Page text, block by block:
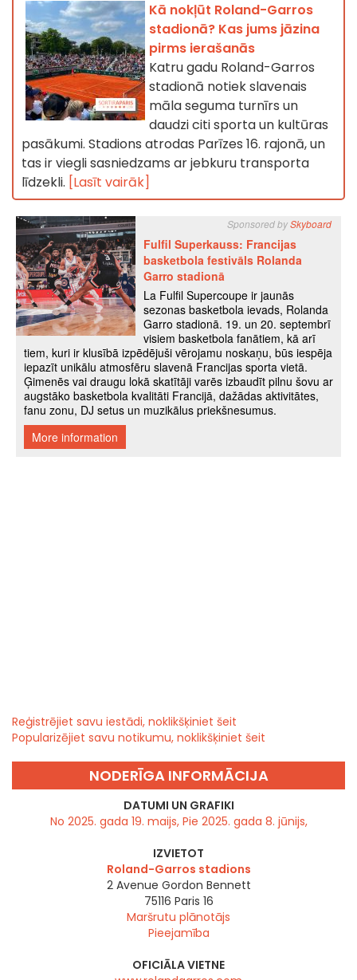
Kā nokļūt Roland-Garros
stadionā? Kas jums jāzina
pirms ierašanās
Katru gadu Roland-Garros
stadionā notiek slavenais
māla seguma turnīrs un
daudzi citi sporta un kultūras
pasākumi. Stadions atrodas Parīzes 16. rajonā, un
tas ir viegli sasniedzams ar jebkuru transporta
līdzekli. [Lasīt vairāk]
Reģistrējiet savu iestādi, noklikšķiniet šeit
Popularizējiet savu notikumu, noklikšķiniet šeit
NODERĪGA INFORMĀCIJA
DATUMI UN GRAFIKI
No 2025. gada 19. maijs, Pie 2025. gada 8. jūnijs,
IZVIETOT
Roland-Garros stadions
2 Avenue Gordon Bennett
75116 Paris 16
Maršrutu plānotājs
Pieejamība
OFICIĀLA VIETNE